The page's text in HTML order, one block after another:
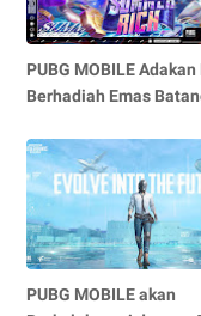
PUBG MOBILE
Berhadiah Emas
PUBG MOBILE akan